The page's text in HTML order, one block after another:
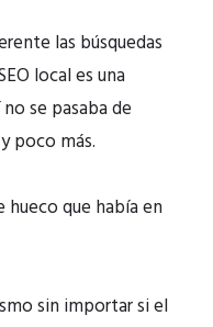
las búsquedas
local es una
se pasaba de
poco más.
que había en
sin importar si el